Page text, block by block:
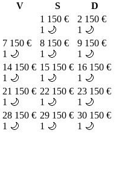
V S
D
1 150 €
1 🌙
2 150 €
1 🌙
7 150 €
1 🌙
8 150 €
1 🌙
9 150 €
1 🌙
14 150 €
1 🌙
15 150 €
1 🌙
16 150 €
1 🌙
21 150 €
1 🌙
22 150 €
1 🌙
23 150 €
1 🌙
28 150 €
1 🌙
29 150 €
1 🌙
30 150 €
1 🌙